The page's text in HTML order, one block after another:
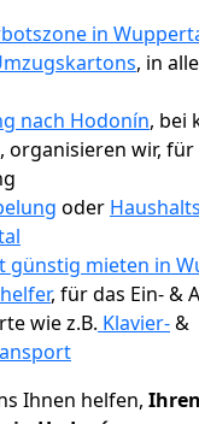
in
, in
nach Hodonín, bei
organisieren wir, für
oder
günstig mieten in
, für das Ein- &
wie z.B. Klavier-&
Ihnen helfen,